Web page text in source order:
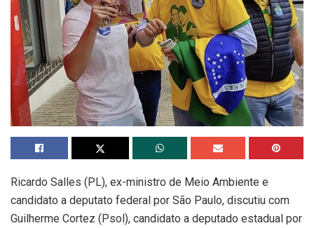
Ricardo Salles (PL), ex-ministro de Meio Ambiente e
candidato a deputato federal por São Paulo, discutiu com
Guilherme Cortez (Psol), candidato a deputado estadual por